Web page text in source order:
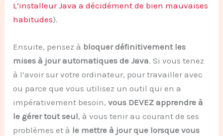
L’installeur Java a décidément de bien mauvaises
habitudes).
Ensuite, pensez à bloquer définitivement les
mises à jour automatiques de Java. Si vous tenez
à l’avoir sur votre ordinateur, pour travailler avec
ou parce que vous utilisez un outil qui en a
impérativement besoin,vous DEVEZ apprendre à
le gérer tout seul, à vous tenir au courant de ses
problèmes et à le mettre à jour que lorsque vous